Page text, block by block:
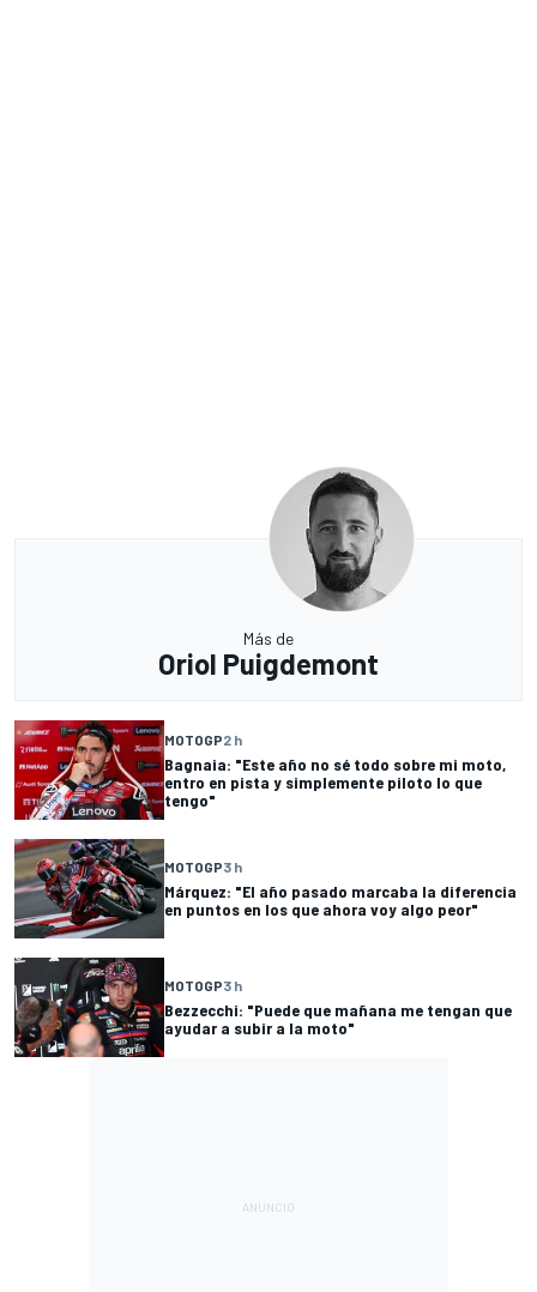
Más de
Oriol Puigdemont
MOTOGP2 h
Bagnaia: "Este año no sé todo sobre mi moto,
entro en pista y simplemente piloto lo que
tengo"
MOTOGP3 h
Márquez: "El año pasado marcaba la diferencia
en puntos en los que ahora voy algo peor"
MOTOGP3 h
Bezzecchi: "Puede que mañana me tengan que
ayudar a subir a la moto"